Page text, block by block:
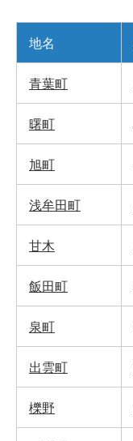
地名
青葉町
曙町
旭町
浅牟田町
甘木
飯田町
泉町
出雲町
櫟野